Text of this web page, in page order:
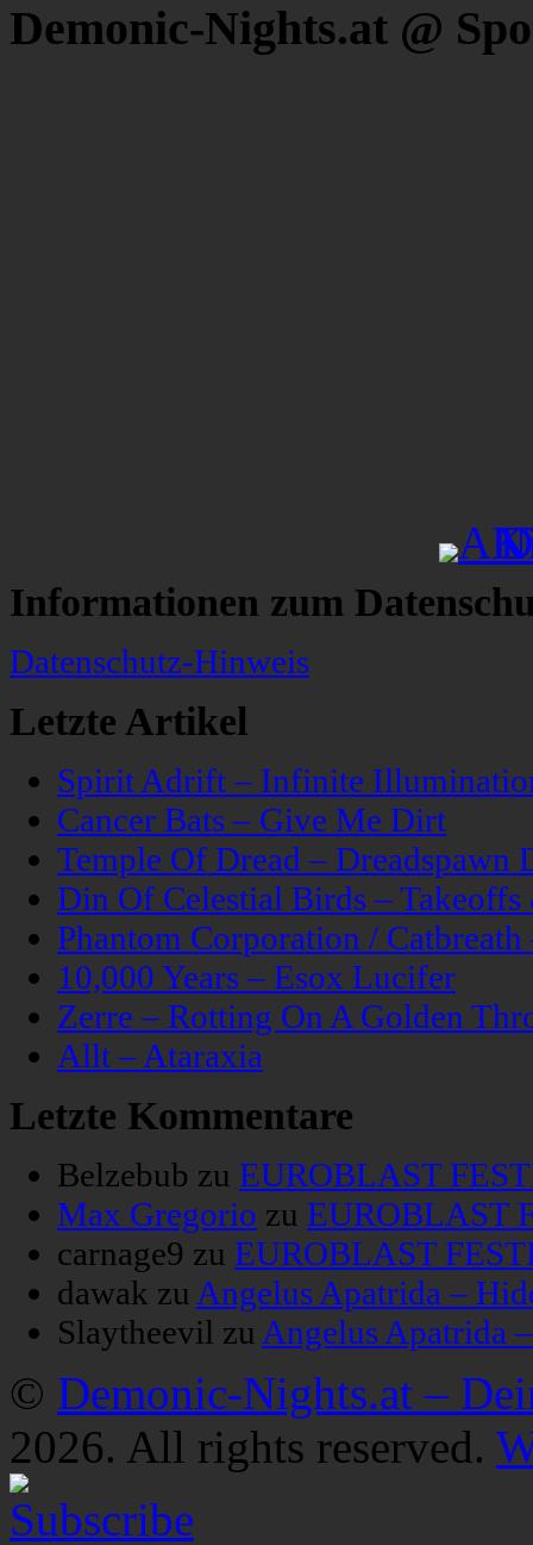
Demonic-Nights.at @
Informationen zum
Datenschutz-Hinweis
Letzte Artikel
Spirit Adrift – Infinite
Cancer Bats – Give Me Dirt
Temple Of Dread – Dreadspawn
Din Of Celestial Birds –
Phantom Corporation /
10,000 Years – Esox Lucifer
Zerre – Rotting On A Golden
Allt – Ataraxia
Letzte Kommentare
Belzebub zu EUROBLAST
Max Gregorio zu EUROBLAST
carnage9 zu EUROBLAST
dawak zu Angelus Apatrida –
Slaytheevil zu Angelus Apatrida
© Demonic-Nights.at –
2026. All rights reserved.